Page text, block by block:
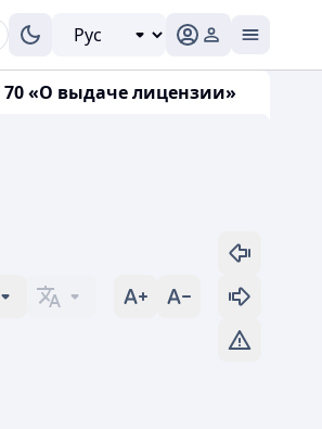
70 «О выдаче лицензии»